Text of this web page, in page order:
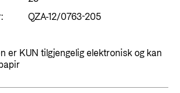
utvikling
med privat sektor
(Norec)QZA-12/0763-205
er KUN tilgjengelig elektronisk og kan